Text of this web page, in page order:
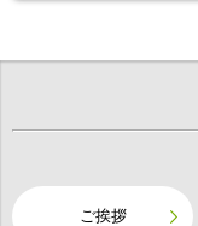
ご挨拶